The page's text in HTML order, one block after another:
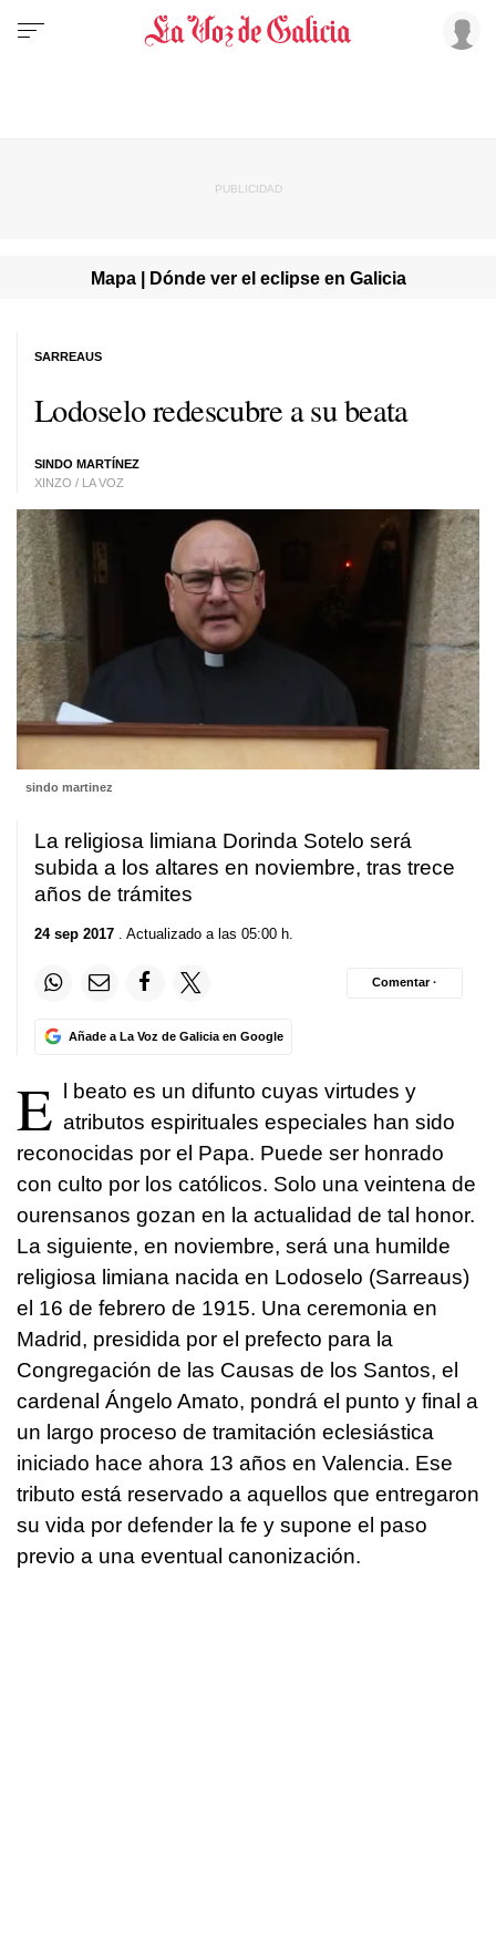
Mapa | Dónde ver el eclipse en Galicia
Lodoselo redescubre a su beata
SINDO MARTÍNEZ
XINZO / LA VOZ
SARREAUS
sindo martinez
La religiosa limiana Dorinda Sotelo será
subida a los altares en noviembre, tras trece
años de trámites
24 sep 2017 . Actualizado a las 05:00 h.
Añade a La Voz de Galicia en Google
Comentar ·
E l beato es un difunto cuyas virtudes y
atributos espirituales especiales han sido
reconocidas por el Papa. Puede ser honrado
con culto por los católicos. Solo una veintena de
ourensanos gozan en la actualidad de tal honor.
La siguiente, en noviembre, será una humilde
religiosa limiana nacida en Lodoselo (Sarreaus)
el 16 de febrero de 1915. Una ceremonia en
Madrid, presidida por el prefecto para la
Congregación de las Causas de los Santos, el
cardenal Ángelo Amato, pondrá el punto y final a
un largo proceso de tramitación eclesiástica
iniciado hace ahora 13 años en Valencia. Ese
tributo está reservado a aquellos que entregaron
su vida por defender la fe y supone el paso
previo a una eventual canonización.